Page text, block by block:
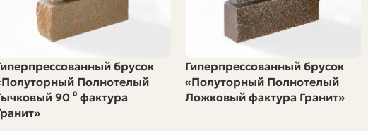
Цене 60 Руб/л)
брусок
Полнотелый
90 ⁰ фактура
Гиперпрессованный брусок
«Полуторный Полнотелый
Ложковый фактура Гранит»